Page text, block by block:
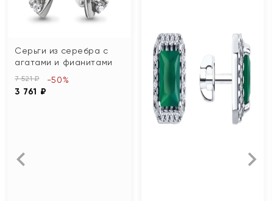
Серьги из серебра с
агатами и фианитами
7 521 ₽
3 761 ₽
-50%